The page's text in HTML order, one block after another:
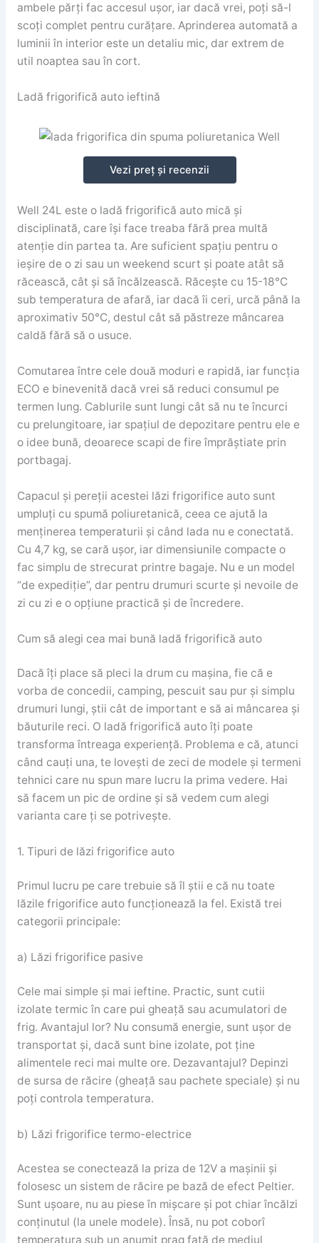
ambele părți fac accesul ușor, iar dacă vrei, poți să-l
scoți complet pentru curățare. Aprinderea automată a
luminii în interior este un detaliu mic, dar extrem de
util noaptea sau în cort.
Ladă frigorifică auto ieftină
Vezi preț și recenzii
Well 24L este o ladă frigorifică auto mică și
disciplinată, care își face treaba fără prea multă
atenție din partea ta. Are suficient spațiu pentru o
ieșire de o zi sau un weekend scurt și poate atât să
răcească, cât și să încălzească. Răcește cu 15-18°C
sub temperatura de afară, iar dacă îi ceri, urcă până la
aproximativ 50°C, destul cât să păstreze mâncarea
caldă fără să o usuce.
Comutarea între cele două moduri e rapidă, iar funcția
ECO e binevenită dacă vrei să reduci consumul pe
termen lung. Cablurile sunt lungi cât să nu te încurci
cu prelungitoare, iar spațiul de depozitare pentru ele e
o idee bună, deoarece scapi de fire împrăștiate prin
portbagaj.
Capacul și pereții acestei lăzi frigorifice auto sunt
umpluți cu spumă poliuretanică, ceea ce ajută la
menținerea temperaturii și când lada nu e conectată.
Cu 4,7 kg, se cară ușor, iar dimensiunile compacte o
fac simplu de strecurat printre bagaje. Nu e un model
“de expediție”, dar pentru drumuri scurte și nevoile de
zi cu zi e o opțiune practică și de încredere.
Cum să alegi cea mai bună ladă frigorifică auto
Dacă îți place să pleci la drum cu mașina, fie că e
vorba de concedii, camping, pescuit sau pur și simplu
drumuri lungi, știi cât de important e să ai mâncarea și
băuturile reci. O ladă frigorifică auto îți poate
transforma întreaga experiență. Problema e că, atunci
când cauți una, te lovești de zeci de modele și termeni
tehnici care nu spun mare lucru la prima vedere. Hai
să facem un pic de ordine și să vedem cum alegi
varianta care ți se potrivește.
1. Tipuri de lăzi frigorifice auto
Primul lucru pe care trebuie să îl știi e că nu toate
lăzile frigorifice auto funcționează la fel. Există trei
categorii principale:
a) Lăzi frigorifice pasive
Cele mai simple și mai ieftine. Practic, sunt cutii
izolate termic în care pui gheață sau acumulatori de
frig. Avantajul lor? Nu consumă energie, sunt ușor de
transportat și, dacă sunt bine izolate, pot ține
alimentele reci mai multe ore. Dezavantajul? Depinzi
de sursa de răcire (gheață sau pachete speciale) și nu
poți controla temperatura.
b) Lăzi frigorifice termo-electrice
Acestea se conectează la priza de 12V a mașinii și
folosesc un sistem de răcire pe bază de efect Peltier.
Sunt ușoare, nu au piese în mișcare și pot chiar încălzi
conținutul (la unele modele). Însă, nu pot coborî
temperatura sub un anumit prag față de mediul